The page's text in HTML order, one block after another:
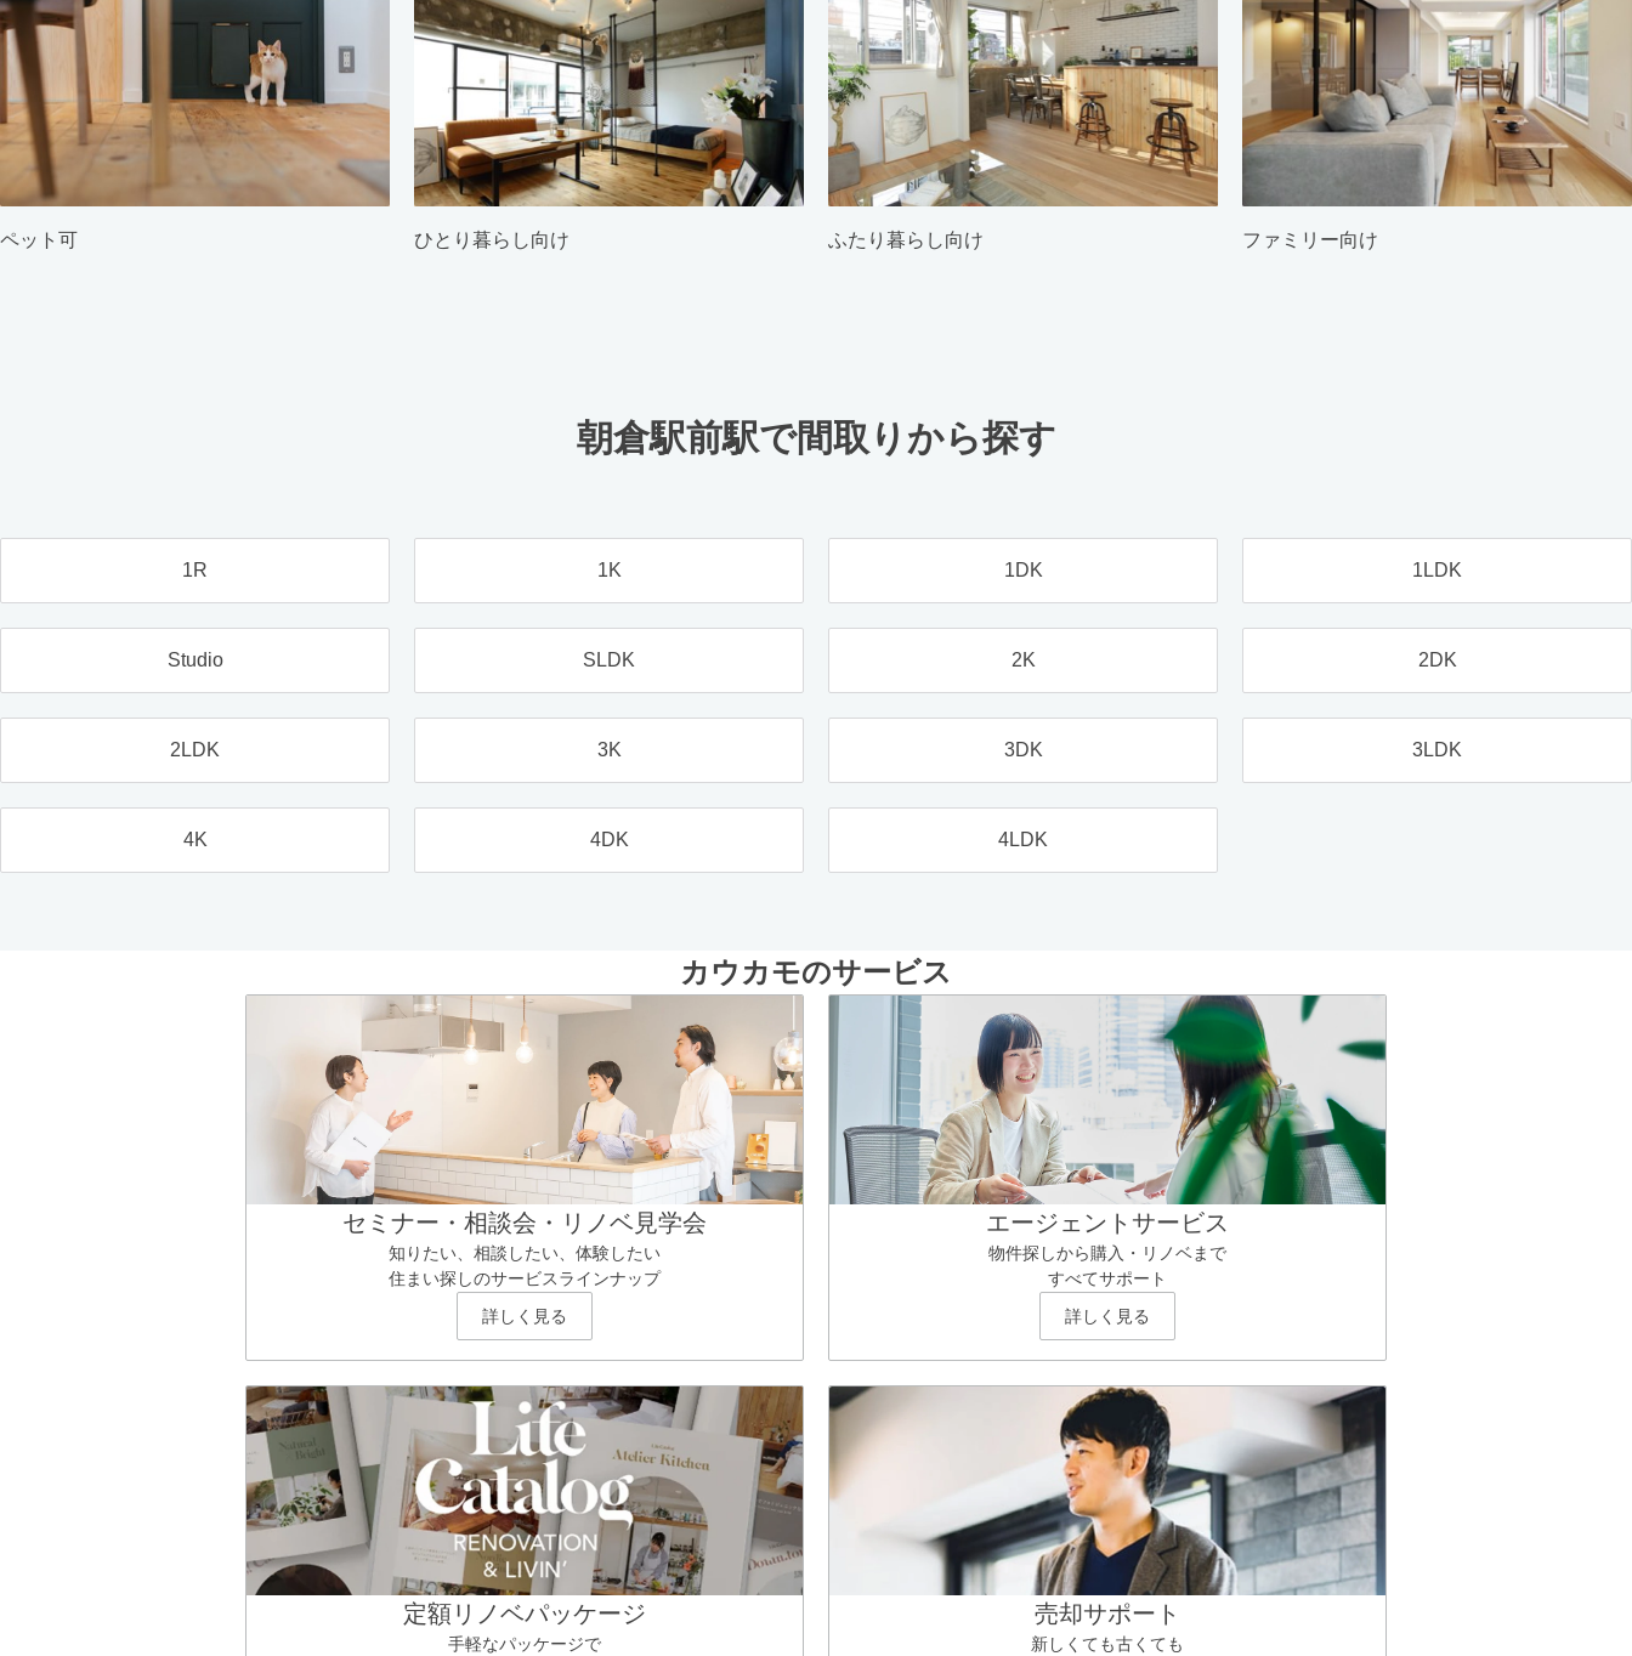
ペット可 ひとり暮らし向け ふたり暮らし向け ファミリー向け
朝倉駅前駅で間取りから探す
1R 1K 1DK 1LDK
Studio SLDK 2K 2DK
2LDK 3K 3DK 3LDK
4K 4DK 4LDK
カウカモのサービス
セミナー・相談会・リノベ見学会
知りたい、相談したい、体験したい
住まい探しのサービスラインナップ
詳しく見る
エージェントサービス
物件探しから購入・リノベまで
すべてサポート
詳しく見る
定額リノベパッケージ
手軽なパッケージで
売却サポート
新しくても古くても